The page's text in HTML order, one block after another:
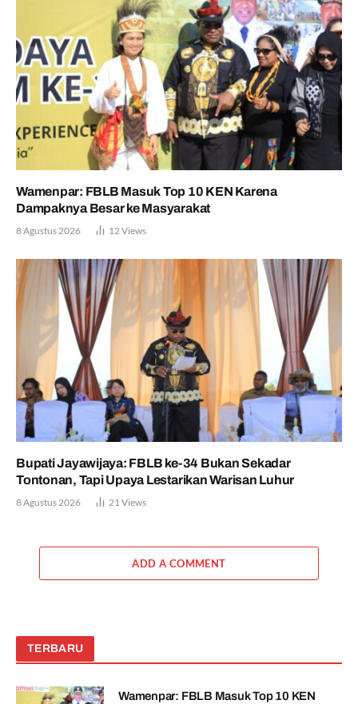
Wamenpar: FBLB Masuk Top 10 KEN Karena
Dampaknya Besar ke Masyarakat
8 Agustus 2026 12 Views
Bupati Jayawijaya: FBLB ke-34 Bukan Sekadar
Tontonan, Tapi Upaya Lestarikan Warisan Luhur
8 Agustus 2026 21Views
ADD A COMMENT
TERBARU
Wamenpar: FBLB Masuk Top 10 KEN